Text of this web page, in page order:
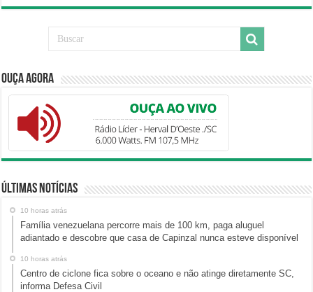
Ouça Agora
Últimas Notícias
10 horas atrás
Família venezuelana percorre mais de 100 km, paga aluguel
adiantado e descobre que casa de Capinzal nunca esteve disponível
10 horas atrás
Centro de ciclone fica sobre o oceano e não atinge diretamente SC,
informa Defesa Civil